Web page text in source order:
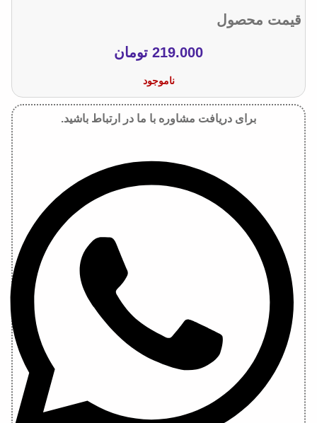
قیمت محصول
219.000 تومان
ناموجود
برای دریافت مشاوره با ما در ارتباط باشید.